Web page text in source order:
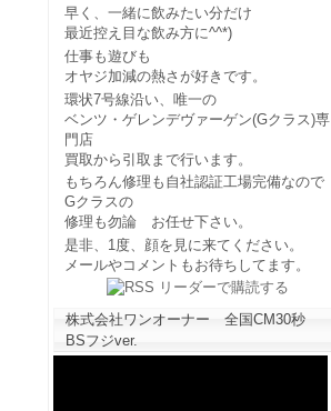
早く、一緒に飲みたい分だけ
最近控え目な飲み方に^^*)
仕事も遊びも
オヤジ加減の熱さが好きです。
環状7号線沿い、唯一の
ベンツ・ゲレンデヴァーゲン(Gクラス)専
門店
買取から引取まで行います。
もちろん修理も自社認証工場完備なので
Gクラスの
修理も勿論 お任せ下さい。
是非、1度、顔を見に来てください。
メールやコメントもお待ちしてます。
株式会社ワンオーナー 全国CM30秒
BSフジver.